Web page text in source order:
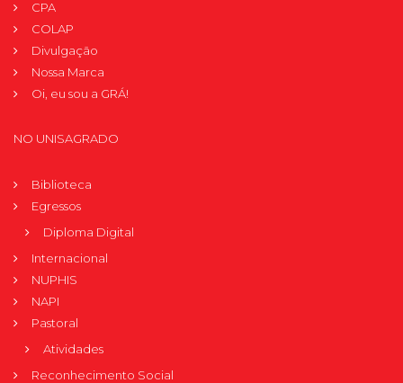
CPA
COLAP
Divulgação
Nossa Marca
Oi, eu sou a GRÁ!
NO UNISAGRADO
Biblioteca
Egressos
Diploma Digital
Internacional
NUPHIS
NAPI
Pastoral
Atividades
Reconhecimento Social